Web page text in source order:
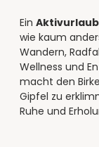
Ein
wie kaum
Wandern,
Wellness und
macht den
Gipfel zu
Ruhe und